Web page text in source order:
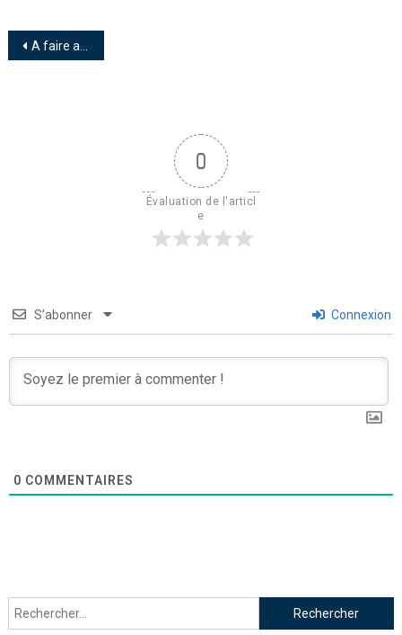
A faire absolument pour une meilleure qualité de sommeil en période de stress.
0
Évaluation de l'articl
e
S’abonner Connexion
0 COMMENTAIRES